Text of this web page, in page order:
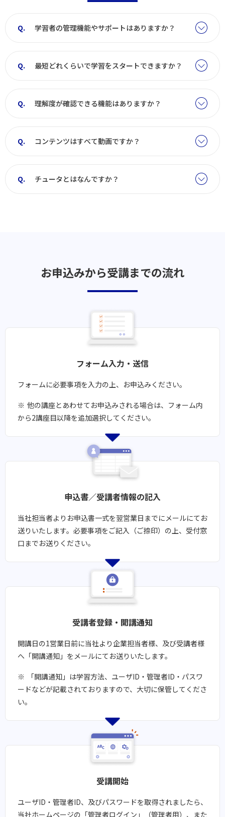
学習者の管理機能やサポートはありますか？
最短どれくらいで学習をスタートできますか？
理解度が確認できる機能はありますか？
コンテンツはすべて動画ですか？
チュータとはなんですか？
お申込みから受講までの流れ
フォーム入力・送信
フォームに必要事項を入力の上、お申込みください。
他の講座とあわせてお申込みされる場合は、フォーム内
から2講座目以降を追加選択してください。
申込書／受講者情報の記入
当社担当者よりお申込書一式を翌営業日までにメールにてお
送りいたします。​必要事項をご記入（ご捺印）の上、受付窓
口までお送りください。
受講者登録・開講通知​​
開講日の1営業日前に当社より企業担当者様、及び受講者様
へ「開講通知」をメールにてお送りいたします。
「開講通知」は学習方法、ユーザID・管理者ID・パスワ
ードなどが記載されておりますので、大切に保管してくださ
い。
受講開始​​
ユーザID・管理者ID、及びパスワードを取得されましたら、
当社ホームページの「管理者ログイン」（管理者用）、また